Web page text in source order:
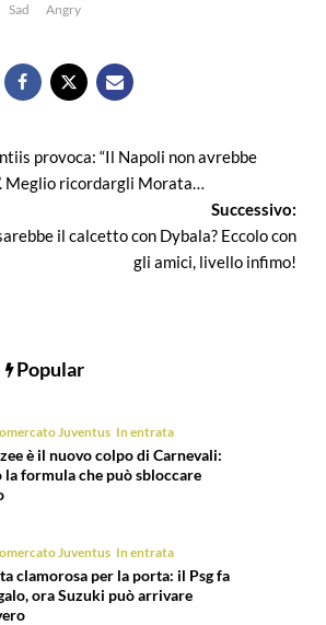
Sad
Angry
provoca: “Il Napoli non avrebbe
Meglio ricordargli Morata…
Successivo:
il calcetto con Dybala? Eccolo con
gli amici, livello infimo!
Popular
Juventus In entrata
è il nuovo colpo di Carnevali:
la formula che può sbloccare
Juventus In entrata
clamorosa per la porta: il Psg fa
ora Suzuki può arrivare